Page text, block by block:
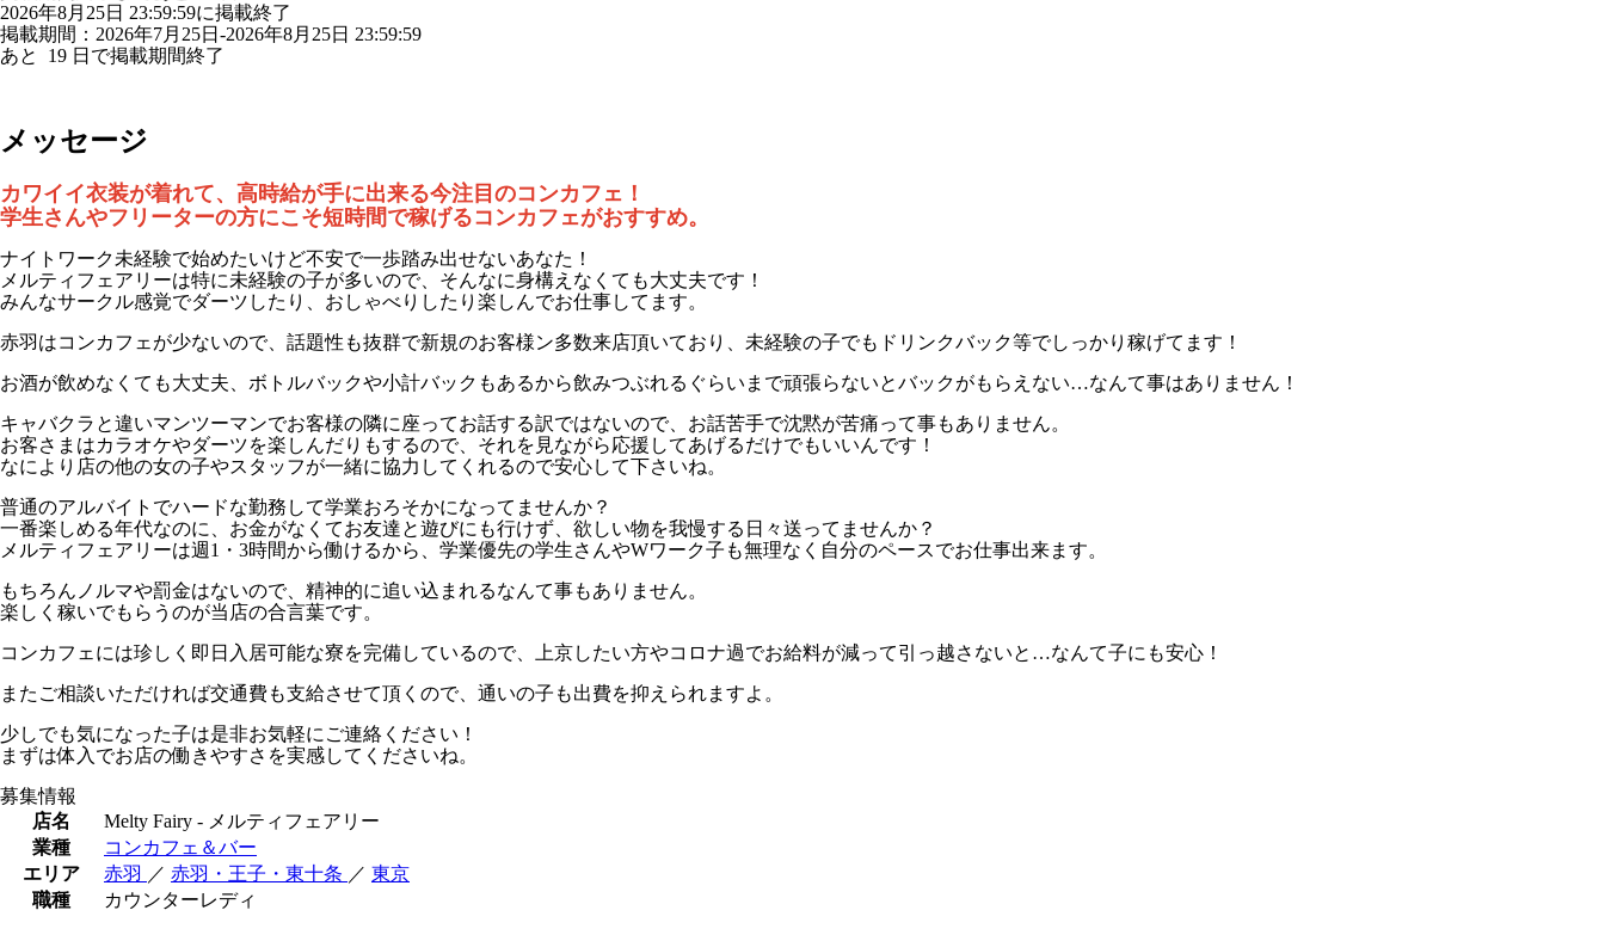
2026年8月25日 23:59:59に掲載終了
掲載期間：2026年7月25日-2026年8月25日 23:59:59
あと 19 日で掲載期間終了
メッセージ
カワイイ衣装が着れて、高時給が手に出来る今注目のコンカフェ！
学生さんやフリーターの方にこそ短時間で稼げるコンカフェがおすすめ。
ナイトワーク未経験で始めたいけど不安で一歩踏み出せないあなた！
メルティフェアリーは特に未経験の子が多いので、そんなに身構えなくても大丈夫です！
みんなサークル感覚でダーツしたり、おしゃべりしたり楽しんでお仕事してます。
赤羽はコンカフェが少ないので、話題性も抜群で新規のお客様ン多数来店頂いており、未経験の子でもドリンクバック等でしっかり稼げてます！
お酒が飲めなくても大丈夫、ボトルバックや小計バックもあるから飲みつぶれるぐらいまで頑張らないとバックがもらえない…なんて事はありません！
キャバクラと違いマンツーマンでお客様の隣に座ってお話する訳ではないので、お話苦手で沈黙が苦痛って事もありません。
お客さまはカラオケやダーツを楽しんだりもするので、それを見ながら応援してあげるだけでもいいんです！
なにより店の他の女の子やスタッフが一緒に協力してくれるので安心して下さいね。
普通のアルバイトでハードな勤務して学業おろそかになってませんか？
一番楽しめる年代なのに、お金がなくてお友達と遊びにも行けず、欲しい物を我慢する日々送ってませんか？
メルティフェアリーは週1・3時間から働けるから、学業優先の学生さんやWワーク子も無理なく自分のペースでお仕事出来ます。
もちろんノルマや罰金はないので、精神的に追い込まれるなんて事もありません。
楽しく稼いでもらうのが当店の合言葉です。
コンカフェには珍しく即日入居可能な寮を完備しているので、上京したい方やコロナ過でお給料が減って引っ越さないと…なんて子にも安心！
またご相談いただければ交通費も支給させて頂くので、通いの子も出費を抑えられますよ。
少しでも気になった子は是非お気軽にご連絡ください！
まずは体入でお店の働きやすさを実感してくださいね。
募集情報
店名
Melty Fairy - メルティフェアリー
業種
コンカフェ＆バー
エリア
赤羽 ／ 赤羽・王子・東十条 ／ 東京
職種
カウンターレディ